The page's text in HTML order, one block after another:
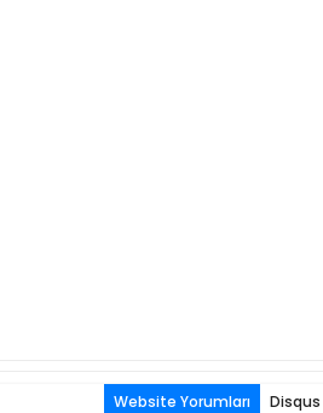
Website Yorumları Disqus